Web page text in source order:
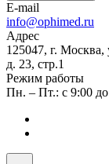
E-mail
info@ophimed.ru
Адрес
125047, г. Москва,
д. 23, стр.1
Режим работы
Пн. – Пт.: с 9:00